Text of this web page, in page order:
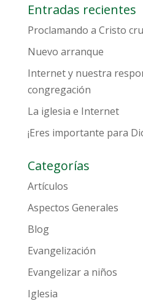
Entradas recientes
Proclamando a Cristo
Nuevo arranque
Internet y nuestra
congregación
La iglesia e Internet
¡Eres importante para
Categorías
Artículos
Aspectos Generales
Blog
Evangelización
Evangelizar a niños
Iglesia